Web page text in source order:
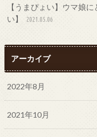
【うまぴょい】ウマ娘
い】
2021.05.06
アーカイブ
2022年8月
2021年10月